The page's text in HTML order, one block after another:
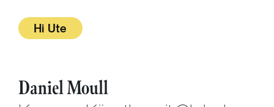
Hi Ute
Daniel Moull